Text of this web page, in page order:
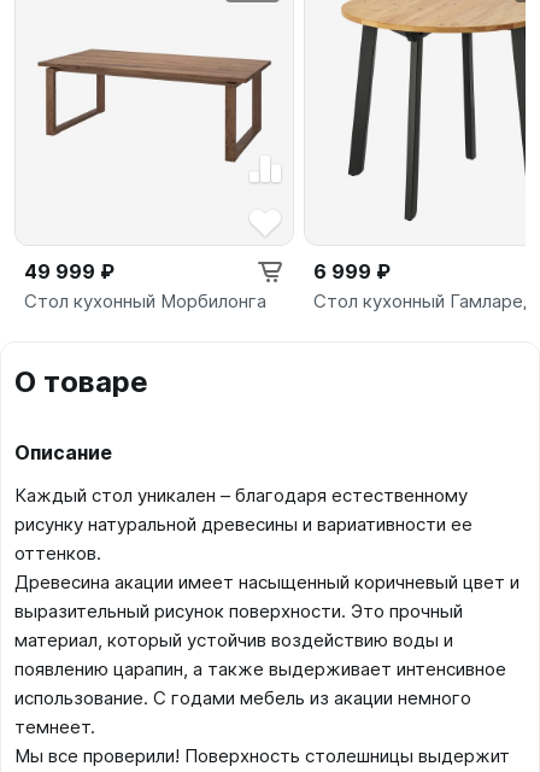
49 999 ₽
Стол кухонный Морбилонга
6 999 ₽
Стол кухонный Гамларед
О товаре
Описание
Каждый стол уникален – благодаря естественному
рисунку натуральной древесины и вариативности ее
оттенков.
Древесина акации имеет насыщенный коричневый цвет и
выразительный рисунок поверхности. Это прочный
материал, который устойчив воздействию воды и
появлению царапин, а также выдерживает интенсивное
использование. С годами мебель из акации немного
темнеет.
Мы все проверили! Поверхность столешницы выдержит